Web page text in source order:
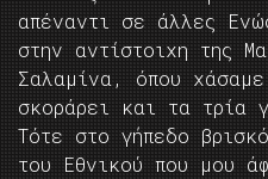
απέναντι σε άλλες
στην αντίστοιχη της
Σαλαμίνα, όπου
σκοράρει και τα τρία
Τότε στο γήπεδο
του Εθνικού που μου